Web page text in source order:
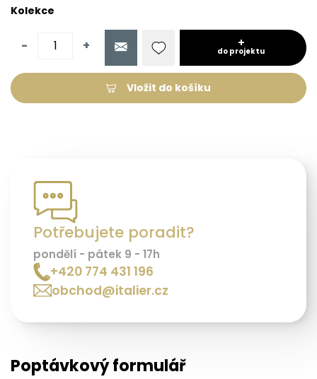
Kolekce
- +
Vložit do košíku
do projektu
Potřebujete poradit?
pondělí - pátek 9 - 17h
+420 774 431 196
obchod@italier.cz
Poptávkový formulář